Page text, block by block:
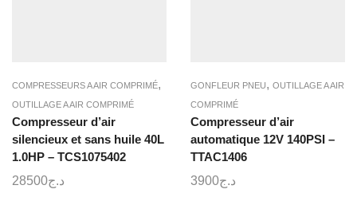
COMPRESSEURS A AIR COMPRIMÉ,
OUTILLAGE A AIR COMPRIMÉ
Compresseur d’air
silencieux et sans huile 40L
1.0HP – TCS1075402
د.ج28500
GONFLEUR PNEU, OUTILLAGE A AIR
COMPRIMÉ
Compresseur d’air
automatique 12V 140PSI –
TTAC1406
د.ج3900